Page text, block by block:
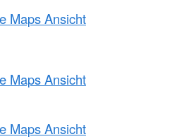
Maps Ansicht
Maps Ansicht
Maps Ansicht